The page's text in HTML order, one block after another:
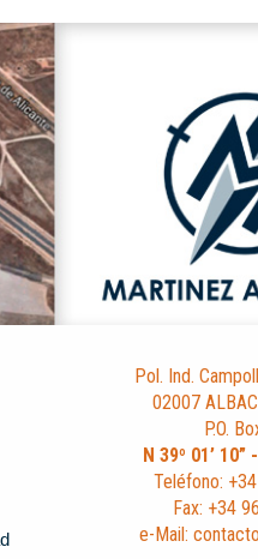
Pol. Ind.
02007
P.O.
N 39º 01’ 10”
Teléfono:
Fax: +34
e-Mail: